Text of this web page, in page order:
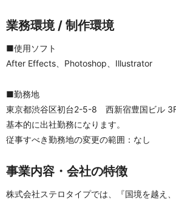
業務環境 / 制作環境
■使用ソフト
After Effects、Photoshop、Illustrator
■勤務地
東京都渋谷区初台2-5-8　西新宿豊国ビル 3F
基本的に出社勤務になります。
従事すべき勤務地の変更の範囲：なし
事業内容・会社の特徴
株式会社ステロタイプでは、『国境を越え